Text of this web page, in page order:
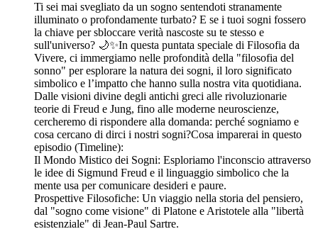
Ti sei mai svegliato da un sogno sentendoti stranamente
illuminato o profondamente turbato? E se i tuoi sogni fossero
la chiave per sbloccare verità nascoste su te stesso e
sull'universo? 🌙✨In questa puntata speciale di Filosofia da
Vivere, ci immergiamo nelle profondità della "filosofia del
sonno" per esplorare la natura dei sogni, il loro significato
simbolico e l’impatto che hanno sulla nostra vita quotidiana.
Dalle visioni divine degli antichi greci alle rivoluzionarie
teorie di Freud e Jung, fino alle moderne neuroscienze,
cercheremo di rispondere alla domanda: perché sogniamo e
cosa cercano di dirci i nostri sogni?Cosa imparerai in questo
episodio (Timeline):
Il Mondo Mistico dei Sogni: Esploriamo l'inconscio attraverso
le idee di Sigmund Freud e il linguaggio simbolico che la
mente usa per comunicare desideri e paure.
Prospettive Filosofiche: Un viaggio nella storia del pensiero,
dal "sogno come visione" di Platone e Aristotele alla "libertà
esistenziale" di Jean-Paul Sartre.